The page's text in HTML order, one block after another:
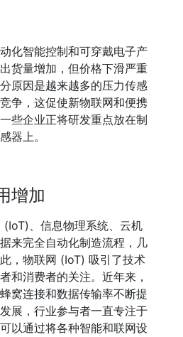
化智能控制和可穿戴电子产
货量增加，但价格下滑严重
原因是越来越多的压力传感
争，这促使新物联网和便携
些企业正将研发重点放在制
器上。
增加
、信息物理系统、云机
来完全自动化制造流程，几
，物联网 (IoT) 吸引了技术
和消费者的关注。近年来，
窝连接和数据传输率不断提
展，行业参与者一直专注于
以通过将各种智能和联网设